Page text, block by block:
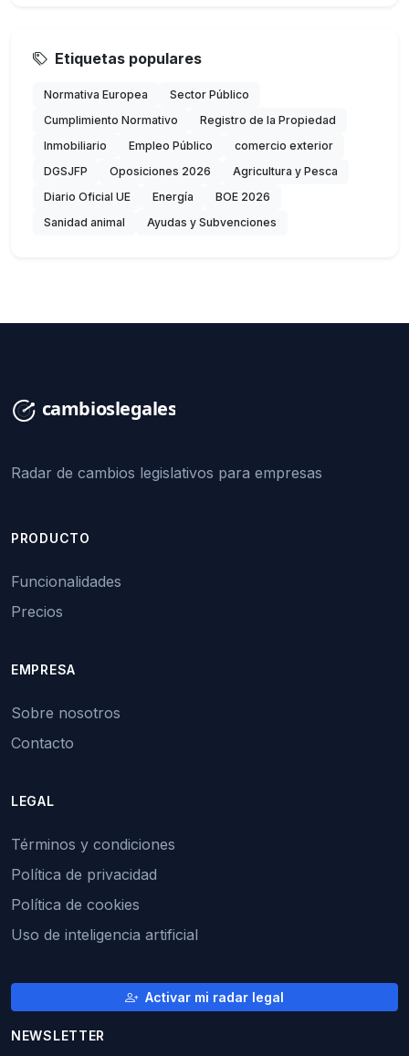
Etiquetas populares
Normativa Europea
Sector Público
Cumplimiento Normativo
Registro de la Propiedad
Inmobiliario
Empleo Público
comercio exterior
DGSJFP
Oposiciones 2026
Agricultura y Pesca
Diario Oficial UE
Energía
BOE 2026
Sanidad animal
Ayudas y Subvenciones
Radar de cambios legislativos para empresas
PRODUCTO
Funcionalidades
Precios
EMPRESA
Sobre nosotros
Contacto
LEGAL
Términos y condiciones
Política de privacidad
Política de cookies
Uso de inteligencia artificial
Activar mi radar legal
NEWSLETTER